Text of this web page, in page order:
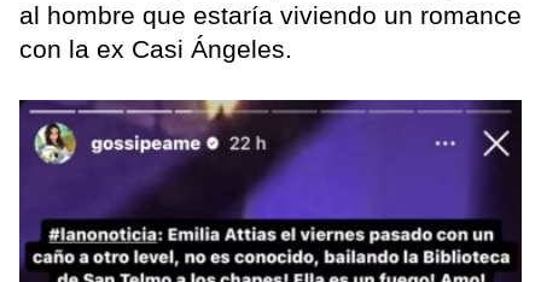
al hombre que estaría viviendo un romance
con la ex Casi Ángeles.